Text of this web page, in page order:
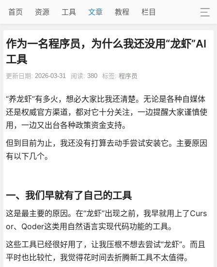
首页 资源 工具 文章 教程 栏目
作为一名程序员，为什么我还没用“龙虾”AI
工具
更新日期: 2026-03-31 阅读: 380 标签: 程序员
“养龙虾”有多火，想必大家比我还清楚。无论是各种自媒体
还是权威官方渠道，都对它十分关注，一边提醒大家谨慎使
用，一边又出台各种政策资金支持。
但到目前为止，我还没有打算去动手尝试安装它。主要原因
有以下几个。
一、我们早就有了自己的工具
这是最主要的原因。在“龙虾”出现之前，我早就用上了Curs
or、Qoder这类用自然语言实现代码功能的工具。
这些工具已经很好用了，让我压根不想去尝试“龙虾”。而且
平时也比较忙，我觉得花时间去折腾新工具不太值得。